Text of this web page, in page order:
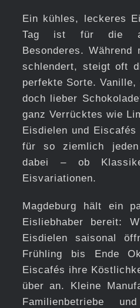
Ein kühles, leckeres
Tag ist für die
Besonderes.
schlendert, steigt oft
perfekte Sorte.
doch lieber
ganz Verrücktes wie
Eisdielen und Eiscafés
für so ziemlich jeden
dabei – ob
Eisvariationen.
Magdeburg hält ein
Eisliebhaber bereit:
Eisdielen saisonal
Frühling bis Ende
Eiscafés ihre
über an. Kleine
Familienbetriebe